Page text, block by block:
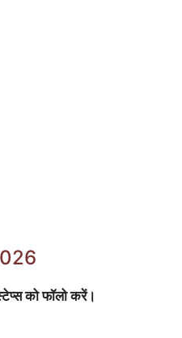
को फॉलो करें।